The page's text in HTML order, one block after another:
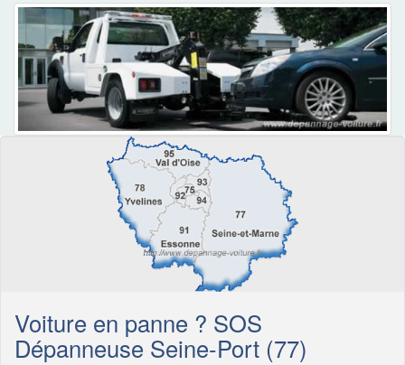
Voiture en panne ? SOS
Dépanneuse Seine-Port (77)